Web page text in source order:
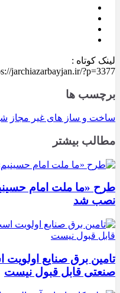
لینک کوتاه :
jarchiazarbayjan.ir/?p=3377
برچسب ها
ساخت و ساز های غیر مجاز
مطالب بیشتر
طرح «ما ملت امام
نصب شد
تامین برق صنایع
صنعتی قابل قبول نیست